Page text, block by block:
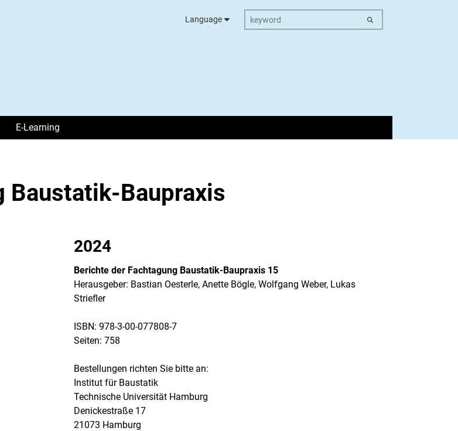
Language keyword
E-Learning
Baustatik-Baupraxis
2024
Berichte der Fachtagung Baustatik-Baupraxis 15
Herausgeber: Bastian Oesterle, Anette Bögle, Wolfgang Weber, Lukas
Striefler
ISBN: 978-3-00-077808-7
Seiten: 758
Bestellungen richten Sie bitte an:
Institut für Baustatik
Technische Universität Hamburg
Denickestraße 17
21073 Hamburg